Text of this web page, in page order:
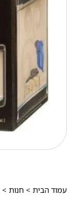
עמוד הבית >חנות >